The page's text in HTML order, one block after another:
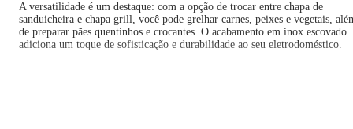
A versatilidade é um destaque: com a opção de trocar entre chapa de
sanduicheira e chapa grill, você pode grelhar carnes, peixes e vegetais,
de preparar pães quentinhos e crocantes. O acabamento em inox escovado
adiciona um toque de sofisticação e durabilidade ao seu eletrodoméstico.